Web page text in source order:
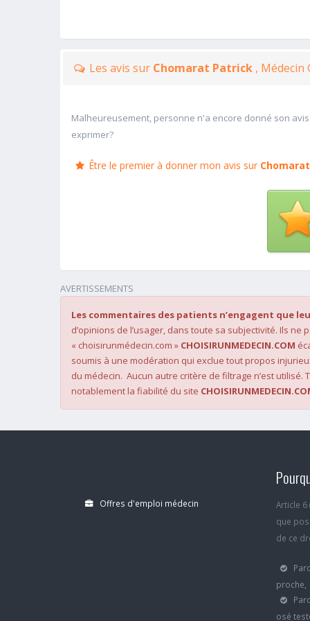
Les avis sur Chomarat Patrick ,
Malheureusement, personne n'a encore donné son
exprimer?
Être le premier à donner mon avis sur
AVERTISSEMENTS
Les commentaires des patients n’engagent que
d’opinions de l’usager, dans toute sa subjectivité. Ils
« choisirunmédecin.com » CHOISIRUNMEDECIN.COM
soumis à une modération qui exclue tout propos
du médecin. Aucun autre critère de filtrage n’est
notablement la fiabilité du site
Offres d'emploi médecin
Article
que
de ce
proche,
osé